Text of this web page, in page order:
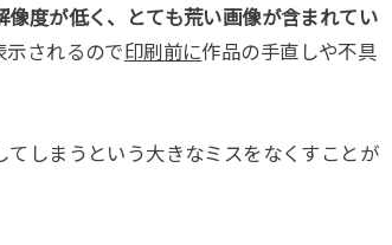
像度が低く、とても荒い画像が含まれてい
示されるので印刷前に作品の手直しや不具
しまうという大きなミスをなくすことが